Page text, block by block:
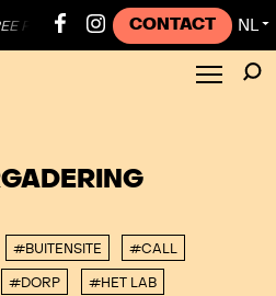
PALESTINE ● 🍉 STOP GENOCIDE 🍉
CONTACT NL ▼
#BUITENSITE #CALL
#DORP #HET LAB